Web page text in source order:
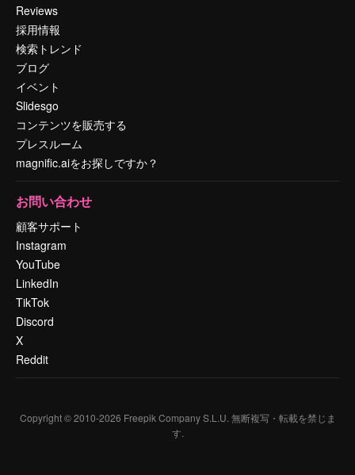
Reviews
採用情報
検索トレンド
ブログ
イベント
Slidesgo
コンテンツを販売する
プレスルーム
magnific.aiをお探しですか？
お問い合わせ
顧客サポート
Instagram
YouTube
LinkedIn
TikTok
Discord
X
Reddit
Copyright © 2010-2026 Freepik Company S.L.U. 無断複写・転載を禁じま
す.